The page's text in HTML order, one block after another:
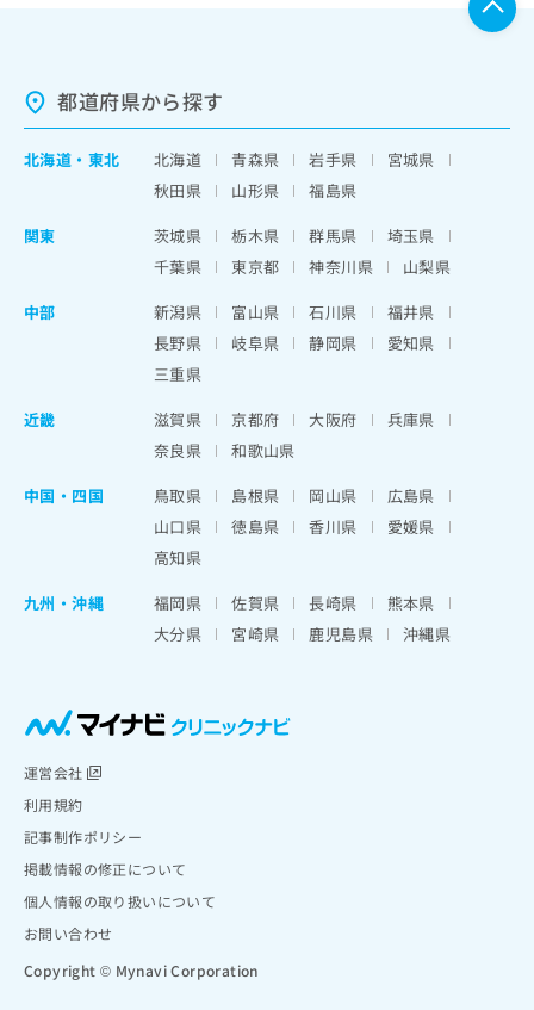
都道府県から探す
北海道 ・ 東北 北海道 青森県 岩手県
宮城県
秋田県
山形県
福島県
関東
茨城県 栃木県 群馬県
埼玉県
千葉県
東京都 神奈川県
山梨県
中部
新潟県 富山県 石川県
福井県
長野県
岐阜県 静岡県
愛知県
三重県
近畿
滋賀県 京都府 大阪府
兵庫県
奈良県
和歌山県
中国・四国
鳥取県 島根県 岡山県
広島県
山口県
徳島県 香川県
愛媛県
高知県
九州・沖縄
福岡県 佐賀県 長崎県
熊本県
大分県
宮崎県 鹿児島県 沖縄県
運営会社
利用規約
記事制作ポリシー
掲載情報の修正について
個人情報の取り扱いについて
お問い合わせ
Copyright © Mynavi Corporation